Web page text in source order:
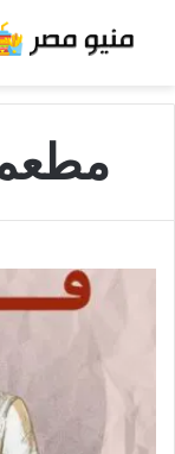
مطعم